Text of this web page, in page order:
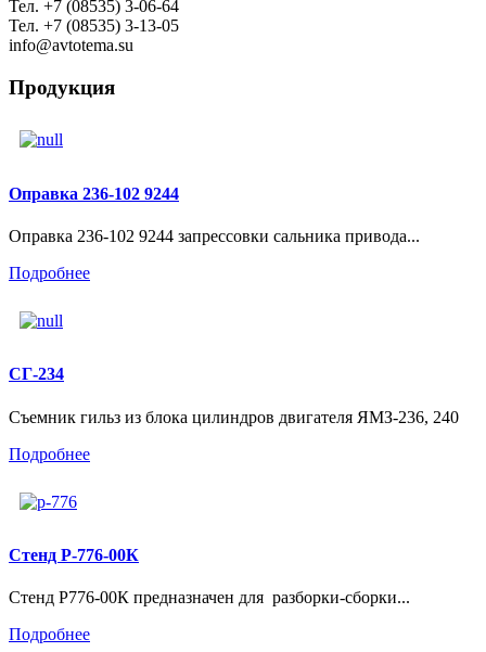
Тел. +7 (08535) 3-06-64
Тел. +7 (08535) 3-13-05
info@avtotema.su
Продукция
Оправка 236-102 9244
Оправка 236-102 9244 запрессовки сальника привода...
Подробнее
СГ-234
Съемник гильз из блока цилиндров двигателя ЯМЗ-236, 240
Подробнее
Стенд Р-776-00К
Стенд Р776-00К предназначен для разборки-сборки...
Подробнее